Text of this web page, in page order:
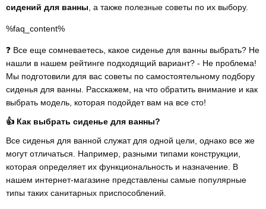
сидений для ванны , а также полезные советы по их выбору.
%faq_content%
❓ Все еще сомневаетесь, какое сиденье для ванны выбрать? Не
нашли в нашем рейтинге подходящий вариант? - Не проблема!
Мы подготовили для вас советы по самостоятельному подбору
сиденья для ванны. Расскажем, на что обратить внимание и как
выбрать модель, которая подойдет вам на все сто!
👍 Как выбрать сиденье для ванны?
Все сиденья для ванной служат для одной цели, однако все же
могут отличаться. Например, разными типами конструкции,
которая определяет их функциональность и назначение. В
нашем интернет-магазине представлены самые популярные
типы таких санитарных приспособлений.